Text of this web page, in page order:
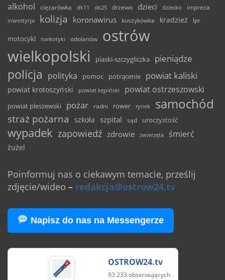
alkohol ciężarówka dk11 dk25 drzewo dzieci dziecko
impreza
inwestycja
kolizja koronawirus koszykówka kradzież lpr
motocykl narkotyki odolanów
ostrów
wielkopolski
piaski-szczygliczka pieniądze
policja polityka pomoc potrącenie powiat kaliski
powiat krotoszyński powiat kępiński powiat ostrzeszowski
powiat pleszewski pożar radni rower rynek samochód
straż pożarna szkoła szpital sąd uroczystość
wypadek zapowiedź zdrowie zwierzęta śmierć
żużel
Poinformuj nas o ciekawym temacie, prześlij
zdjęcie/wideo – redakcja@ostrow24.tv
Napisz do nas na Messengerze
OSTROW24.tv
93 233 obserwujących